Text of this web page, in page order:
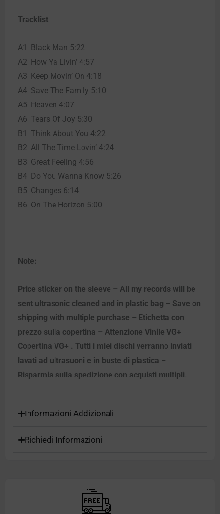
Tracklist
A1. Black Man 5:22
A2. How Ya Livin’ 4:57
A3. Keep Movin’ On 4:18
A4. Save The Family 5:10
A5. Heaven 4:07
A6. Tears Of Joy 5:30
B1. Think About You 4:22
B2. All The Time Lovin’ 4:24
B3. Great Feeling 4:56
B4. Do You Wanna Know 5:26
B5. Changes 6:14
B6. On The Horizon 5:00
Note:
Price sticker on the sleeve – All my records will be
sent ultrasonic cleaned and in plastic bag – Save on
shipping with multiple purchase – Etichetta con
prezzo sulla copertina – Attenzione Vinile VG+
Copertina VG+ . Tutti i miei dischi verranno inviati
lavati ad ultrasuoni e in buste di plastica –
Risparmia sulla spedizione con acquisti multipli.
Informazioni Addizionali
Richiedi Informazioni